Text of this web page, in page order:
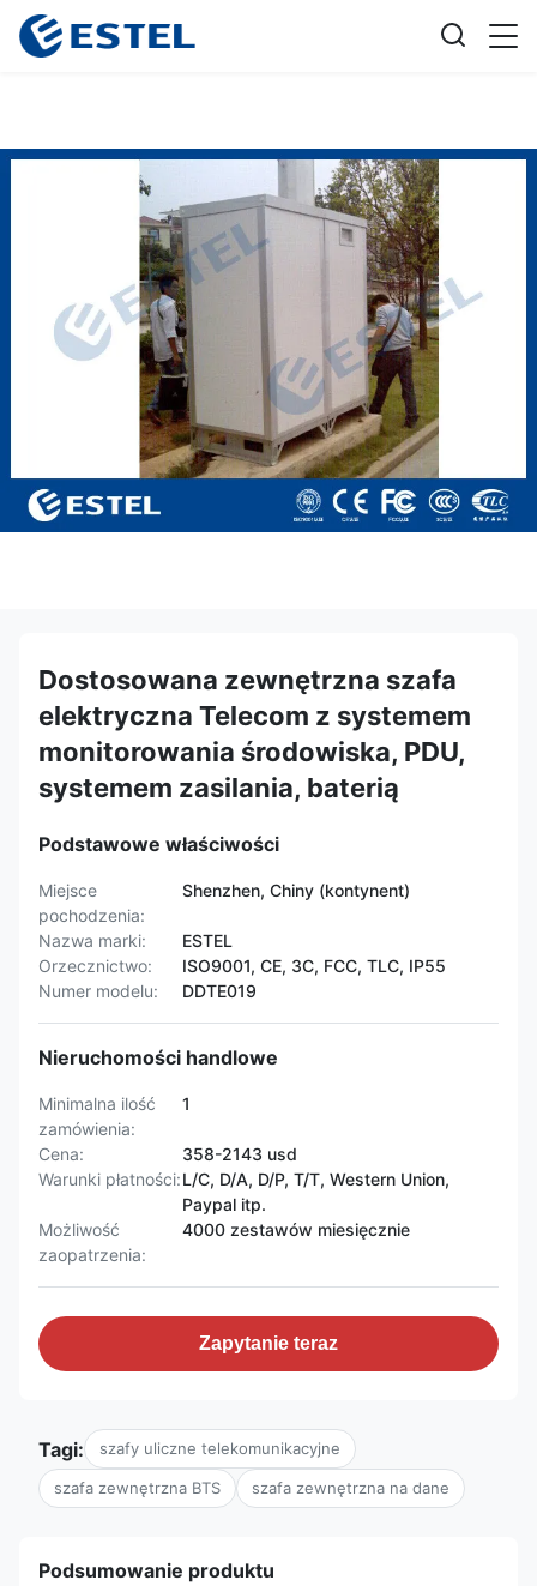
Dostosowana zewnętrzna szafa
elektryczna Telecom z systemem
monitorowania środowiska, PDU,
systemem zasilania, baterią
Podstawowe właściwości
Miejsce
pochodzenia:
Shenzhen, Chiny (kontynent)
Nazwa marki:
ESTEL
Orzecznictwo:
ISO9001, CE, 3C, FCC, TLC, IP55
Numer modelu:
DDTE019
Nieruchomości handlowe
Minimalna ilość
zamówienia:
1
Cena:
358-2143 usd
Warunki płatności:L/C, D/A, D/P, T/T, Western Union,
Paypal itp.
Możliwość
zaopatrzenia:
4000 zestawów miesięcznie
Zapytanie teraz
Tagi: szafy uliczne telekomunikacyjne
szafa zewnętrzna BTS szafa zewnętrzna na dane
Podsumowanie produktu